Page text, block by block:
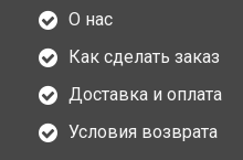
О нас
Как сделать заказ
Доставка и оплата
Условия возврата